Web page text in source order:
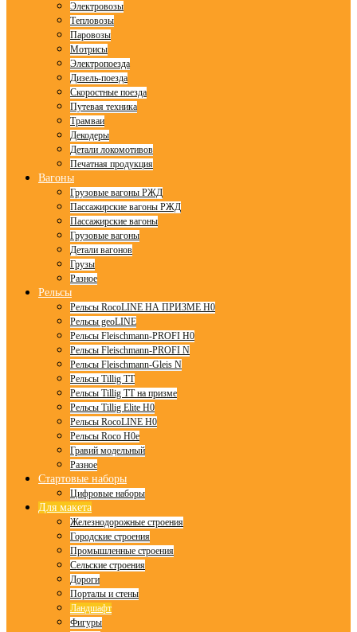
Электровозы
Тепловозы
Паровозы
Мотрисы
Электропоезда
Дизель-поезда
Скоростные поезда
Путевая техника
Трамваи
Декодеры
Детали локомотивов
Печатная продукция
Вагоны
Грузовые вагоны РЖД
Пассажирские вагоны РЖД
Пассажирские вагоны
Грузовые вагоны
Детали вагонов
Грузы
Разное
Рельсы
Рельсы RocoLINE НА ПРИЗМЕ H0
Рельсы geoLINE
Рельсы Fleischmann-PROFI H0
Рельсы Fleischmann-PROFI N
Рельсы Fleischmann-Gleis N
Рельсы Tillig TT
Рельсы Tillig TT на призме
Рельсы Tillig Elite H0
Рельсы RocoLINE H0
Рельсы Roco H0e
Гравий модельный
Разное
Стартовые наборы
Цифровые наборы
Для макета
Железнодорожные строения
Городские строения
Промышленные строения
Сельские строения
Дороги
Порталы и стены
Ландшафт
Фигуры